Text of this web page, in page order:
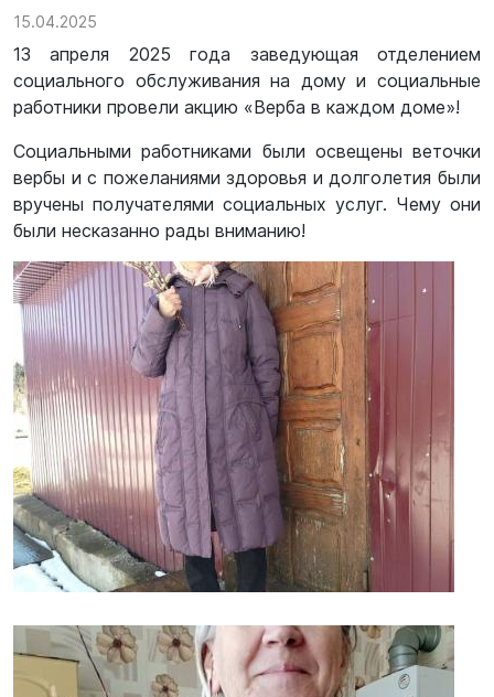
15.04.2025
13 апреля 2025 года заведующая отделением
социального обслуживания на дому и социальные
работники провели акцию «Верба в каждом доме»!
Социальными работниками были освещены веточки
вербы и с пожеланиями здоровья и долголетия были
вручены получателями социальных услуг. Чему они
были несказанно рады вниманию!